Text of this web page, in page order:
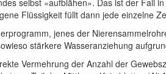
selbst «aufblähen». Das ist der Fall
Flüssigkeit füllt dann jede einzelne
jenes der
stärkere Wasseranziehung
Vermehrung der Anzahl der